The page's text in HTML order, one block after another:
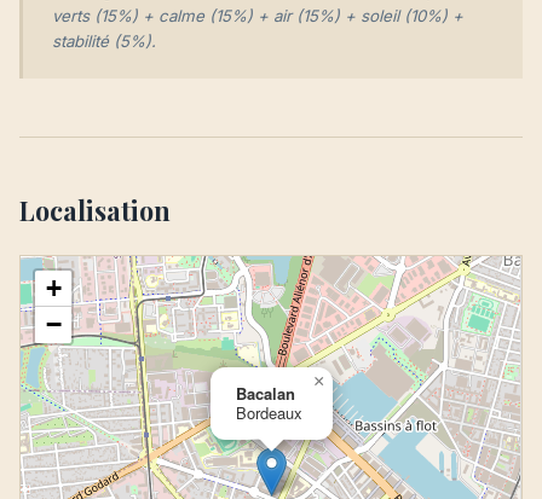
verts (15%) + calme (15%) + air (15%) + soleil (10%) +
stabilité (5%).
Localisation
Bacalan
Bordeaux
×
+
−